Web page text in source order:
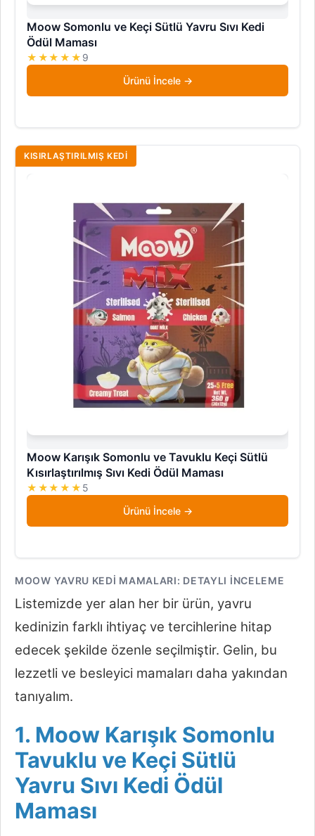
Moow Somonlu ve Keçi Sütlü Yavru Sıvı Kedi
Ödül Maması
★★★★★ 9
Ürünü İncele
KISIRLAŞTIRILMIŞ KEDI
Moow Karışık Somonlu ve Tavuklu Keçi Sütlü
Kısırlaştırılmış Sıvı Kedi Ödül Maması
★★★★★ 5
Ürünü İncele
MOOW YAVRU KEDI MAMALARI: DETAYLI İNCELEME
Listemizde yer alan her bir ürün, yavru
kedinizin farklı ihtiyaç ve tercihlerine hitap
edecek şekilde özenle seçilmiştir. Gelin, bu
lezzetli ve besleyici mamaları daha yakından
tanıyalım.
1. Moow Karışık Somonlu
Tavuklu ve Keçi Sütlü
Yavru Sıvı Kedi Ödül
Maması